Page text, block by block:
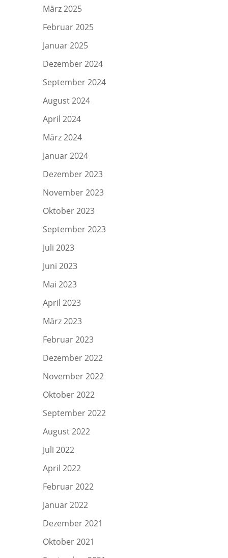
März 2025
Februar 2025
Januar 2025
Dezember 2024
September 2024
August 2024
April 2024
März 2024
Januar 2024
Dezember 2023
November 2023
Oktober 2023
September 2023
Juli 2023
Juni 2023
Mai 2023
April 2023
März 2023
Februar 2023
Dezember 2022
November 2022
Oktober 2022
September 2022
August 2022
Juli 2022
April 2022
Februar 2022
Januar 2022
Dezember 2021
Oktober 2021